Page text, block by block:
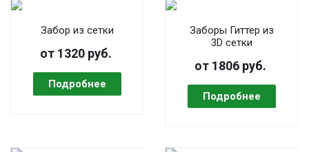
Забор из сетки
от 1320 руб.
Заборы Гиттер из
3D сетки
от 1806 руб.